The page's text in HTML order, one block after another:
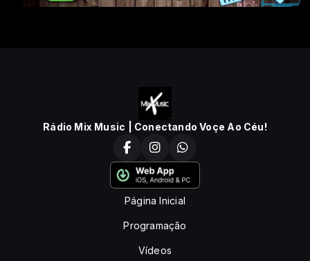
Rádio Mix Music | Conectando Voçe Ao Céu!
Página Inicial
Programação
Vídeos